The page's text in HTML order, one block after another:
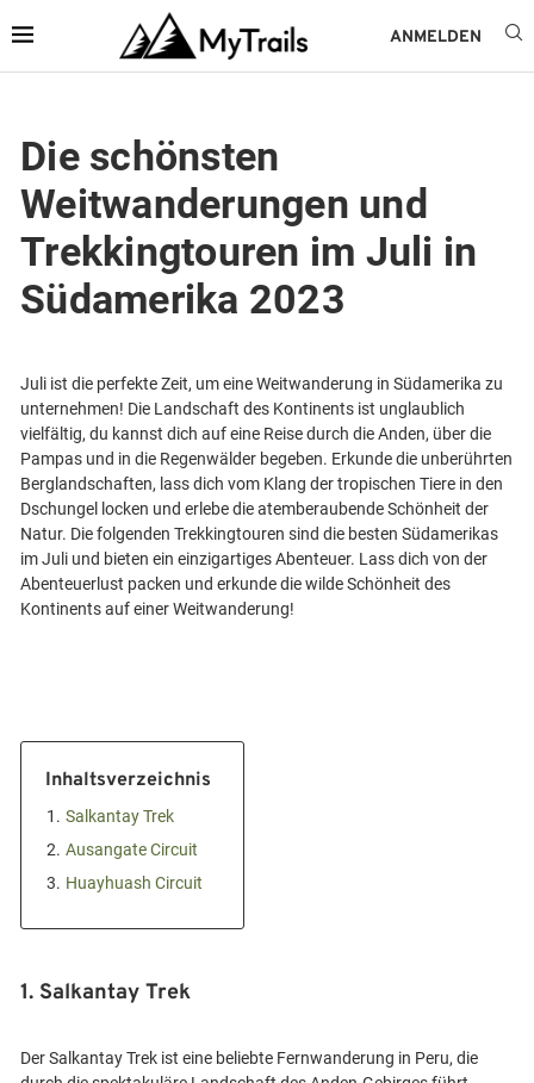
ANMELDEN
Die schönsten
Weitwanderungen und
Trekkingtouren im Juli in
Südamerika 2023
Juli ist die perfekte Zeit, um eine Weitwanderung in Südamerika zu
unternehmen! Die Landschaft des Kontinents ist unglaublich
vielfältig, du kannst dich auf eine Reise durch die Anden, über die
Pampas und in die Regenwälder begeben. Erkunde die unberührten
Berglandschaften, lass dich vom Klang der tropischen Tiere in den
Dschungel locken und erlebe die atemberaubende Schönheit der
Natur. Die folgenden Trekkingtouren sind die besten Südamerikas
im Juli und bieten ein einzigartiges Abenteuer. Lass dich von der
Abenteuerlust packen und erkunde die wilde Schönheit des
Inhaltsverzeichnis
1. Salkantay Trek
2. Ausangate Circuit
3. Huayhuash Circuit
1. Salkantay Trek
Der Salkantay Trek ist eine beliebte Fernwanderung in Peru, die